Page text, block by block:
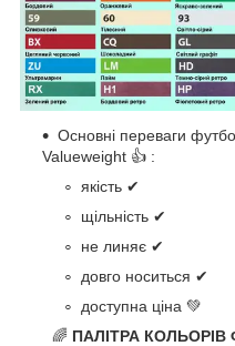
Основні переваги
Valueweight 👍 :
якість ✔
щільність ✔
не линяє ✔
довго носиться ✔
доступна ціна 💚
🌈 ПАЛІТРА